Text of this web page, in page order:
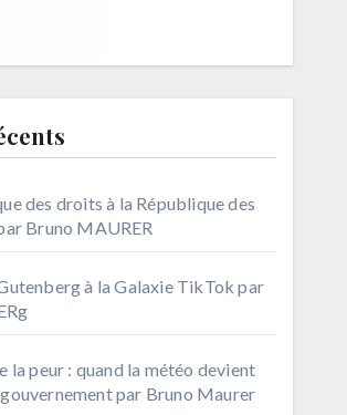
des droits à la République des
Bruno MAURER
à la Galaxie TikTok par
la peur : quand la météo devient
par Bruno Maurer